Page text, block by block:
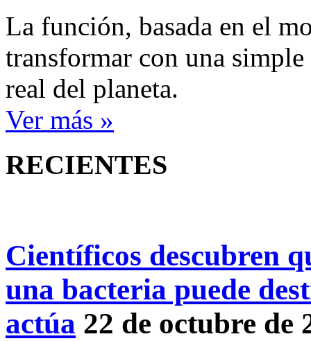
La función, basada en el
transformar con una
real del planeta.
Ver más »
RECIENTES
Científicos descubren
una bacteria puede
actúa 22 de octubre de